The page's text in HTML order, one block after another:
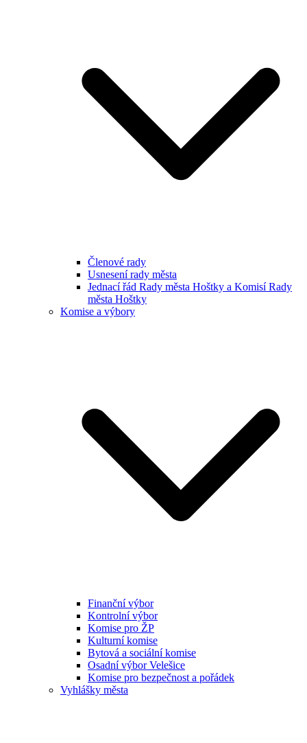
Členové rady
Usnesení rady města
Jednací řád Rady města Hoštky a Komisí Rady
města Hoštky
Komise a výbory
Finanční výbor
Kontrolní výbor
Komise pro ŽP
Kulturní komise
Bytová a sociální komise
Osadní výbor Velešice
Komise pro bezpečnost a pořádek
Vyhlášky města